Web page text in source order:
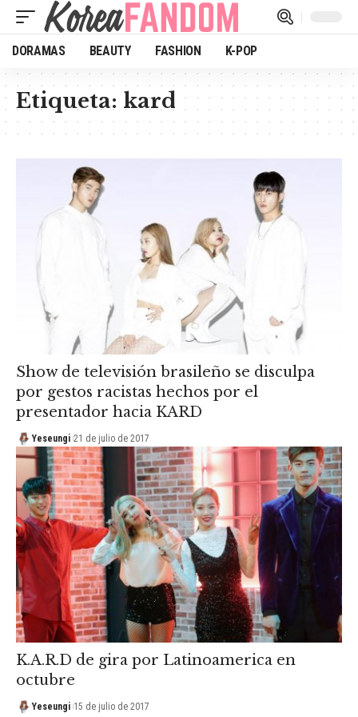
DORAMAS BEAUTY FASHION K-POP
Etiqueta: kard
Show de televisión brasileño se disculpa
por gestos racistas hechos por el
presentador hacia KARD
Yeseungi 21 de julio de 2017
K.A.R.D de gira por Latinoamerica en
octubre
Yeseungi 15 de julio de 2017